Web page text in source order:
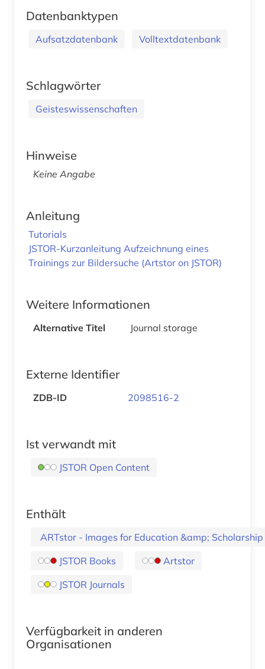
Datenbanktypen
Aufsatzdatenbank Volltextdatenbank
Schlagwörter
Geisteswissenschaften
Hinweise
Keine Angabe
Anleitung
Tutorials
JSTOR-Kurzanleitung Aufzeichnung eines
Trainings zur Bildersuche (Artstor on JSTOR)
Weitere Informationen
Alternative Titel Journal storage
Externe Identifier
ZDB-ID 2098516-2
Ist verwandt mit
JSTOR Open Content
Enthält
ARTstor - Images for Education &amp;
JSTOR Books
Artstor
JSTOR Journals
Verfügbarkeit in anderen
Organisationen